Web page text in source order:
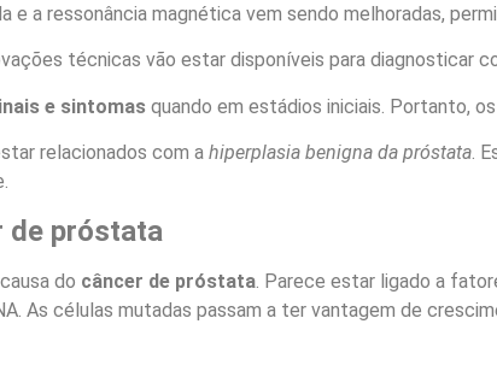
e a ressonância magnética vem sendo melhoradas,
técnicas vão estar disponíveis para diagnosticar
e sintomas quando em estádios iniciais. Portanto,
relacionados com a hiperplasia benigna da próstata.
de próstata
do câncer de próstata . Parece estar ligado a
As células mutadas passam a ter vantagem de